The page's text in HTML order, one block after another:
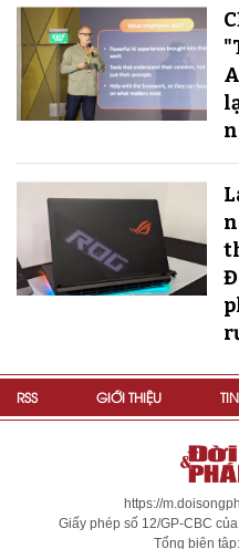
RSS GIỚI THIỆU
https://
Giấy phép số 12/GP-CBC
Tổng biên